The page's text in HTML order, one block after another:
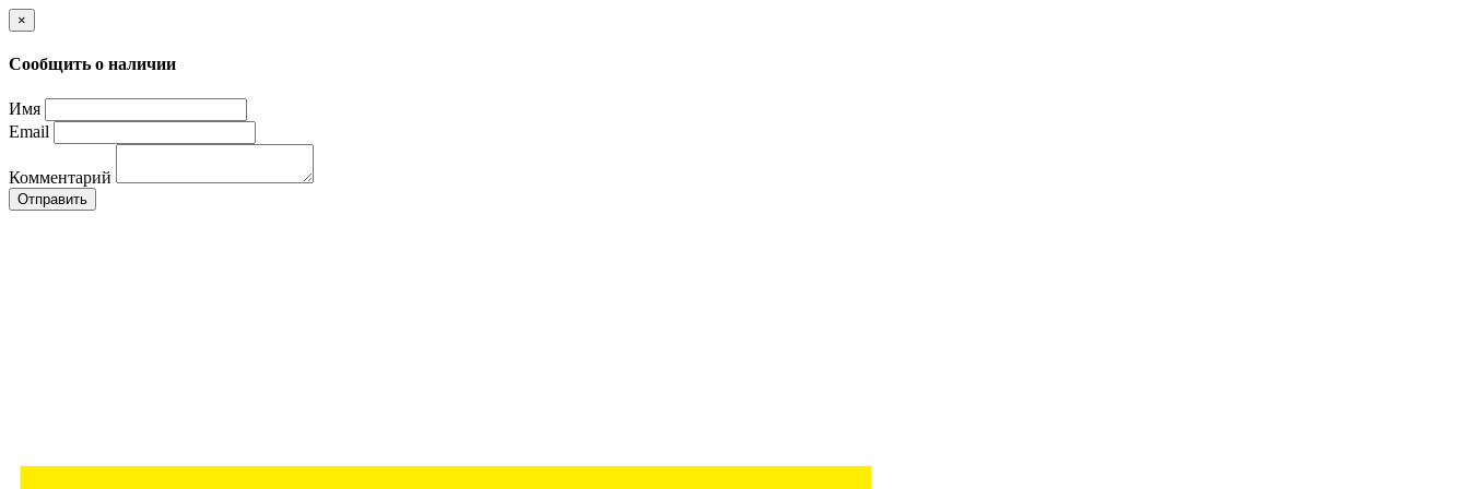
×
Сообщить о наличии
Имя
Email
Комментарий
Отправить